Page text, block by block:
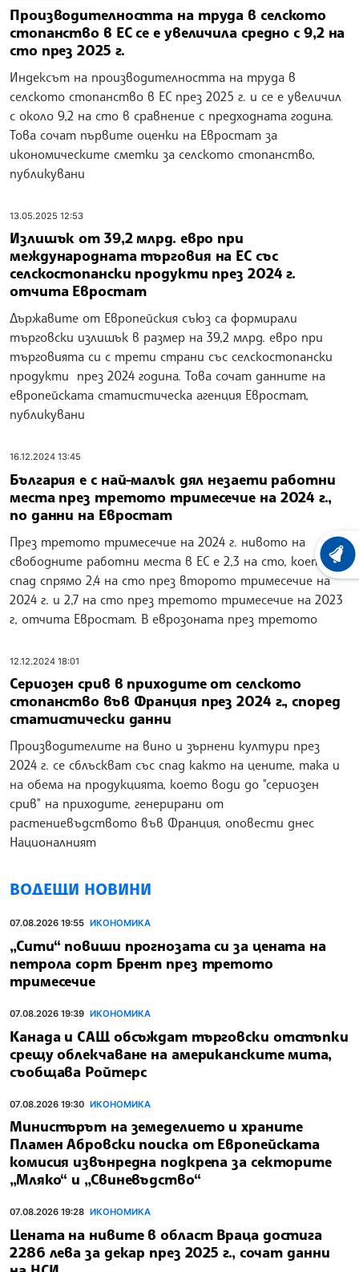
Производителността на труда в селското
стопанство в ЕС се е увеличила средно с 9,2 на
сто през 2025 г.
Индексът на производителността на труда в
селското стопанство в ЕС през 2025 г. и се е увеличил
с около 9,2 на сто в сравнение с предходната година.
Това сочат първите оценки на Евростат за
икономическите сметки за селското стопанство,
публикувани
13.05.2025 12:53
Излишък от 39,2 млрд. евро при
международната търговия на ЕС със
селскостопански продукти през 2024 г.
отчита Евростат
Държавите от Европейския съюз са формирали
търговски излишък в размер на 39,2 млрд. евро при
търговията си с трети страни със селскостопански
продукти през 2024 година. Това сочат данните на
европейската статистическа агенция Евростат,
публикувани
16.12.2024 13:45
България е с най-малък дял незаети работни
места през третото тримесечие на 2024 г.,
по данни на Евростат
През третото тримесечие на 2024 г. нивото на
свободните работни места в ЕС е 2,3 на сто, което е
спад спрямо 2,4 на сто през второто тримесечие на
2024 г. и 2,7 на сто през третото тримесечие на 2023
г, отчита Евростат. В еврозоната през третото
12.12.2024 18:01
Сериозен срив в приходите от селското
стопанство във Франция през 2024 г., според
статистически данни
Производителите на вино и зърнени култури през
2024 г. се сблъскват със спад както на цените, така и
на обема на продукцията, което води до "сериозен
срив" на приходите, генерирани от
растениевъдството във Франция, оповести днес
Националният
ВОДЕЩИ НОВИНИ
07.08.2026 19:55 ИКОНОМИКА
„Сити“ повиши прогнозата си за цената на
петрола сорт Брент през третото
тримесечие
07.08.2026 19:39 ИКОНОМИКА
Канада и САЩ обсъждат търговски отстъпки
срещу облекчаване на американските мита,
съобщава Ройтерс
07.08.2026 19:30 ИКОНОМИКА
Министърът на земеделието и храните
Пламен Абровски поиска от Европейската
комисия извънредна подкрепа за секторите
„Мляко“ и „Свиневъдство“
07.08.2026 19:28 ИКОНОМИКА
Цената на нивите в област Враца достига
2286 лева за декар през 2025 г., сочат данни